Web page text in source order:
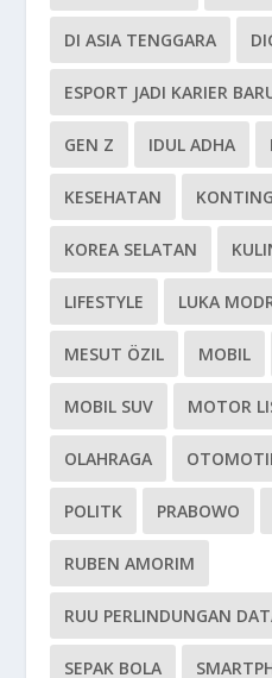
DI ASIA TENGGARA
ESPORT JADI KARIER
GEN Z IDUL ADHA
KESEHATAN
KOREA SELATAN
LIFESTYLE LUKA
MESUT ÖZIL MOBIL
MOBIL SUV MOTOR
OLAHRAGA
POLITK PRABOWO
RUBEN AMORIM
RUU PERLINDUNGAN
SEPAK BOLA